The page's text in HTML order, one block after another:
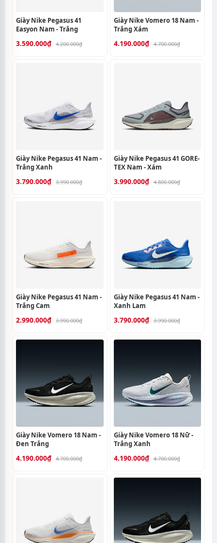
Giày Nike Pegasus 41
Easyon Nam - Trắng
3.590.000₫ 4.200.000₫
Giày Nike Vomero 18 Nam -
Trắng Xám
4.190.000₫ 4.700.000₫
Giày Nike Pegasus 41 Nam -
Trắng Xanh
3.790.000₫ 3.990.000₫
Giày Nike Pegasus 41 GORE-
TEX Nam - Xám
3.990.000₫ 4.800.000₫
Giày Nike Pegasus 41 Nam -
Trắng Cam
2.990.000₫ 3.990.000₫
Giày Nike Pegasus 41 Nam -
Xanh Lam
3.790.000₫ 3.990.000₫
Giày Nike Vomero 18 Nam -
Đen Trắng
4.190.000₫ 4.700.000₫
Giày Nike Vomero 18 Nữ -
Trắng Xanh
4.190.000₫ 4.700.000₫